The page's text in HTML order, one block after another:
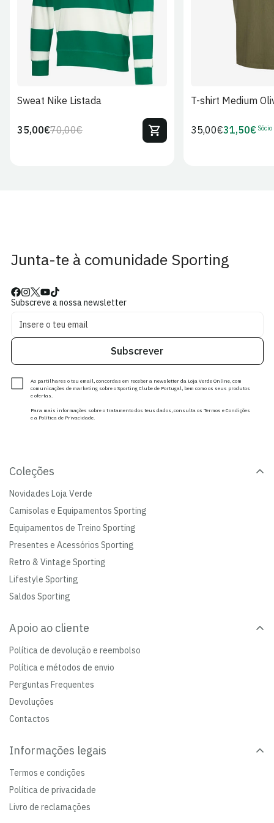
Sweat Nike Listada
Preço
70,00€Preço
35,00€
T-shirt Medium
Preço
35,00€Preço
31,50€ Sócio
Junta-te à comunidade Sporting
Subscreve a nossa newsletter
Subscrever
Ao partilhares o teu email, concordas em receber a newsletter da Loja Verde Online, com
comunicações de marketing sobre o Sporting Clube de Portugal, bem como os seus produtos
e ofertas.
Para mais informações sobre o tratamento dos teus dados, consulta os Termos e Condições
e a Política de Privacidade.
Coleções
Novidades Loja Verde
Camisolas e Equipamentos Sporting
Equipamentos de Treino Sporting
Presentes e Acessórios Sporting
Retro & Vintage Sporting
Lifestyle Sporting
Saldos Sporting
Apoio ao cliente
Política de devolução e reembolso
Política e métodos de envio
Perguntas Frequentes
Devoluções
Contactos
Informações legais
Termos e condições
Política de privacidade
Livro de reclamações